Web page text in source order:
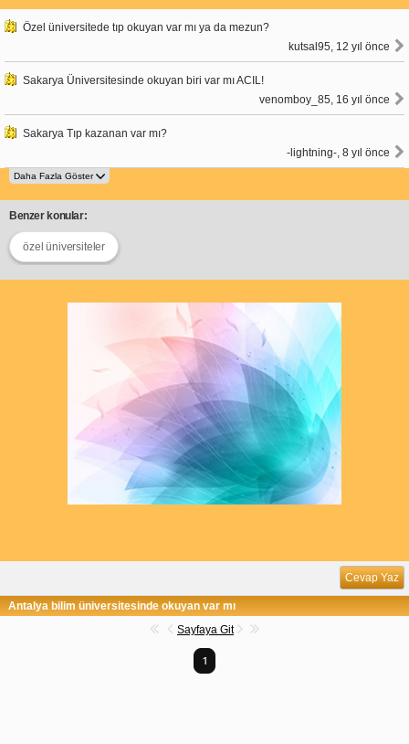
Özel üniversitede tıp okuyan var mı ya da mezun?
kutsal95, 12 yıl önce
Sakarya Üniversitesinde okuyan biri var mı ACIL!
venomboy_85, 16 yıl önce
Sakarya Tıp kazanan var mı?
-lightning-, 8 yıl önce
Benzer konular:
özel üniversiteler
Cevap Yaz
Antalya bilim üniversitesinde okuyan var mı
Sayfaya Git
1